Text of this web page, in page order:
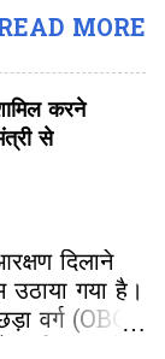
परवाल ना
के बारे में
MORE
करने
से
दिलाने
गया है।
वर्ग (OBC-